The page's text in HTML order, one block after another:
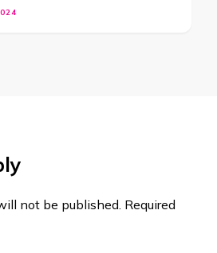
not be published. Required